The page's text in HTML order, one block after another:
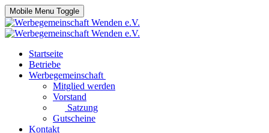
Mobile Menu Toggle
Startseite
Betriebe
Werbegemeinschaft
Mitglied werden
Vorstand
Satzung
Gutscheine
Kontakt